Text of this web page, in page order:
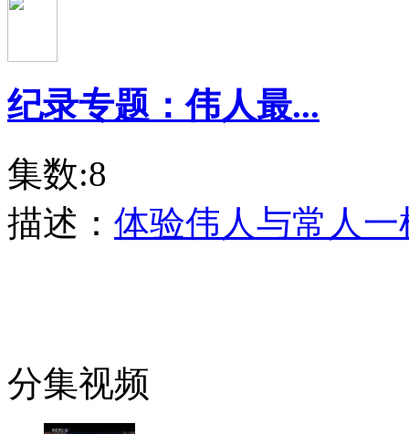
纪录专题：伟人最...
集数:8
描述： 体验伟人与常人
分集视频